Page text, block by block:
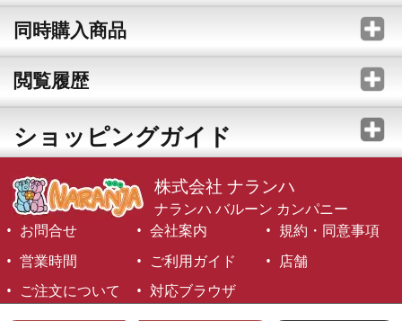
同時購入商品
閲覧履歴
ショッピングガイド
株式会社 ナランハ
ナランハ バルーン カンパニー
お問合せ
会社案内
規約・同意事項
営業時間
ご利用ガイド
店舗
ご注文について
対応ブラウザ
©1999-2026 NARANJA Inc. All Rights Reserved.